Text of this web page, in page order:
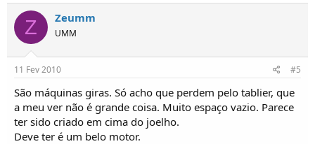
Z Zeumm
UMM
11 Fev 2010 #5
São máquinas giras. Só acho que perdem pelo tablier, que
a meu ver não é grande coisa. Muito espaço vazio. Parece
ter sido criado em cima do joelho.
Deve ter é um belo motor.